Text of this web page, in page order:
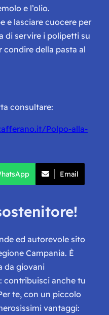
e l’olio.
e lasciare cuocere per
di servire i polipetti su
condire della pasta al
consultare:
Polpo-alla-
Email
ed autorevole sito
Campania. È
da giovani
contribuisci anche tu
te, con un piccolo
vantaggi: